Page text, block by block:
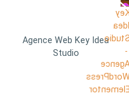
Agence Web Key Idea
Studio